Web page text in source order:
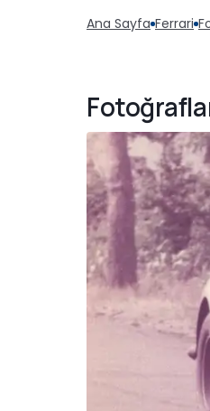
Ana Sayfa Ferrari